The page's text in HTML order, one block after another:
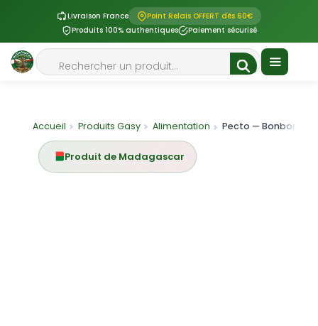
Livraison France
Point Relais OFFERT dès 60€
Produits 100% authentiques
Paiement sécurisé
Aller
au
contenu
Menu
Accueil Produits Gasy Alimentation Pecto — Bonbons
Produit de Madagascar